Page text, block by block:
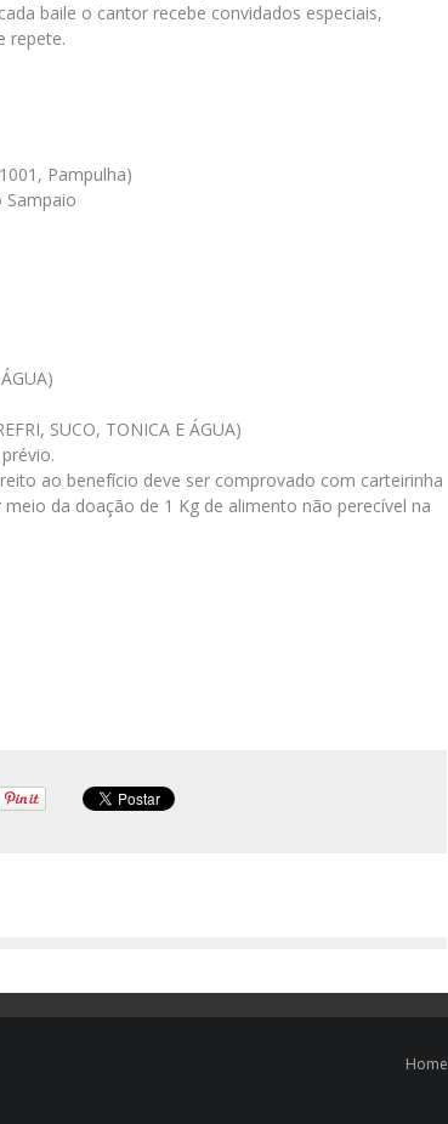
baile o cantor recebe convidados especiais,
repete.
Pampulha)
Sampaio
SUCO, TONICA E ÁGUA)
ao benefício deve ser comprovado com carteirinha
da doação de 1 Kg de alimento não perecível na
Home